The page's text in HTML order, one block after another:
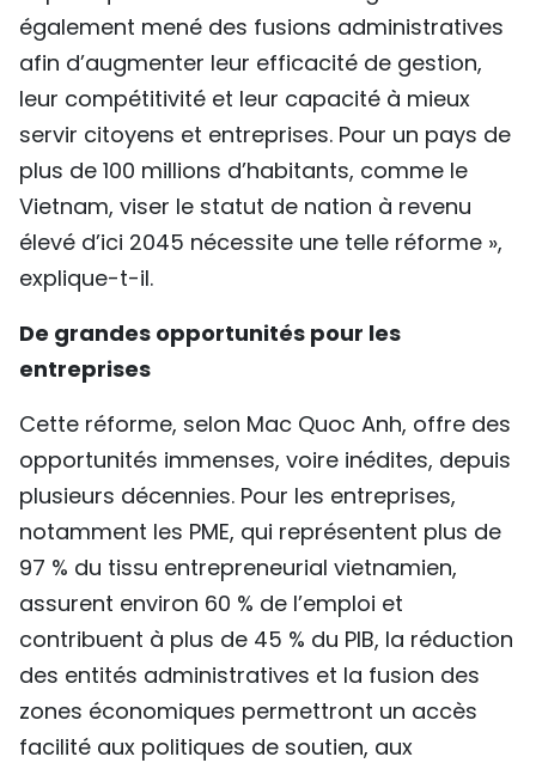
également mené des fusions administratives
afin d’augmenter leur efficacité de gestion,
leur compétitivité et leur capacité à mieux
servir citoyens et entreprises. Pour un pays de
plus de 100 millions d’habitants, comme le
Vietnam, viser le statut de nation à revenu
élevé d’ici 2045 nécessite une telle réforme »,
explique-t-il.
De grandes opportunités pour les
entreprises
Cette réforme, selon Mac Quoc Anh, offre des
opportunités immenses, voire inédites, depuis
plusieurs décennies. Pour les entreprises,
notamment les PME, qui représentent plus de
97 % du tissu entrepreneurial vietnamien,
assurent environ 60 % de l’emploi et
contribuent à plus de 45 % du PIB, la réduction
des entités administratives et la fusion des
zones économiques permettront un accès
facilité aux politiques de soutien, aux